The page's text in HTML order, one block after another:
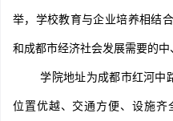
举，学校教育与企业培养相结
和成都市经济社会发展需要的中
学院地址为成都市红河中
位置优越、交通方便、设施